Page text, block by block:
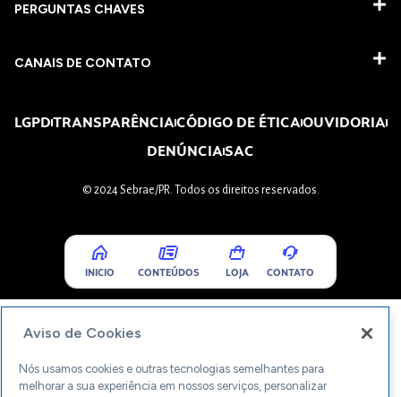
PERGUNTAS CHAVES​
CANAIS DE CONTATO
LGPDTRANSPARÊNCIACÓDIGO DE ÉTICAOUVIDORIA
DENÚNCIASAC
© 2024 Sebrae/PR. Todos os direitos reservados.
INICIO CONTEÚDOS LOJA CONTATO
Aviso de Cookies
Nós usamos cookies e outras tecnologias semelhantes para
melhorar a sua experiência em nossos serviços, personalizar